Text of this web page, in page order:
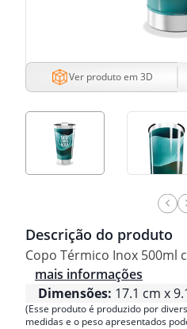
Ver produto em 3D
Descrição do produto
Copo Térmico Inox 500ml
mais informações
Dimensões: 17.1 cm x
(Esse produto é produzido por
medidas e o peso apresentados